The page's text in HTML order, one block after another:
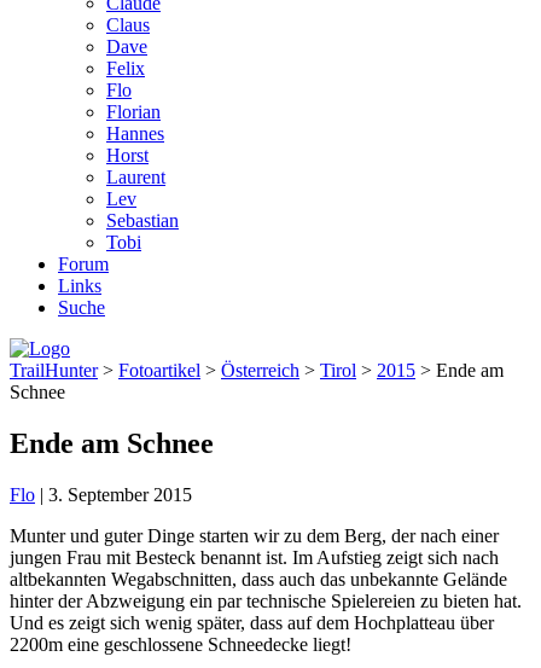
Claus
Dave
Felix
Flo
Florian
Hannes
Horst
Laurent
Lev
Sebastian
Tobi
Forum
Links
Suche
TrailHunter> Fotoartikel > Österreich > Tirol > 2015 > Ende am
Schnee
Ende am Schnee
Flo | 3. September 2015
Munter und guter Dinge starten wir zu dem Berg, der nach einer
jungen Frau mit Besteck benannt ist. Im Aufstieg zeigt sich nach
altbekannten Wegabschnitten, dass auch das unbekannte Gelände
hinter der Abzweigung ein par technische Spielereien zu bieten hat.
Und es zeigt sich wenig später, dass auf dem Hochplatteau über
2200m eine geschlossene Schneedecke liegt!